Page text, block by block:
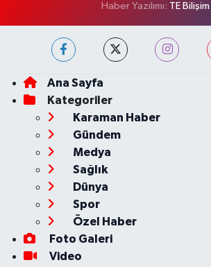
Haber Yazılımı: TE Bilişim
Ana Sayfa
Kategoriler
Karaman Haber
Gündem
Medya
Sağlık
Dünya
Spor
Özel Haber
Foto Galeri
Video